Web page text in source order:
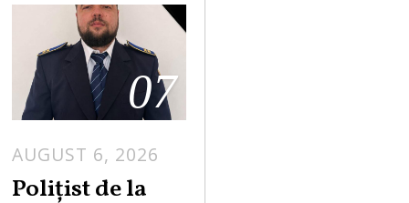
07
AUGUST 6, 2026
Polițist de la